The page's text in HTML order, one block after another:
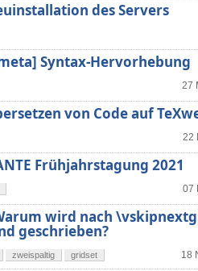
des Servers
Syntax-Hervorhebung
27
von Code auf
22
Frühjahrstagung 2021
07
wird nach
geschrieben?
18
zweispaltig gridset